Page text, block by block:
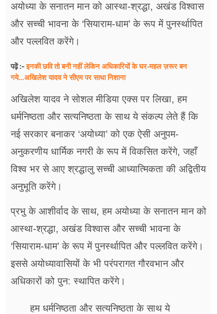
अयोध्या के सनातन मान को आस्था-श्रद्धा, अखंड विश्वास
और सच्ची भावना के ‘सियाराम-धाम’ के रूप में पुनर्स्थापित
और पल्लवित करेंगे।
पढ़ें :-इनकी छवि तो बनी नहीं लेकिन अधिकारियों के घर-महल ज़रूर बन
गये...अखिलेश यादव ने सीएम पर साधा​ निशाना
अखिलेश यादव ने सोशल मीडिया एक्स पर लिखा, हम
धर्मनिष्ठता और सत्यनिष्ठता के साथ ये संकल्प लेते हैं कि
नई सरकार बनाकर ‘अयोध्या’ को एक ऐसी अनुपम-
अनुकरणीय धार्मिक नगरी के रूप में विकसित करेंगे, जहाँ
विश्व भर से आए श्रद्धालु सच्ची आध्यात्मिकता की अद्वितीय
अनुभूति करेंगे।
प्रभु के आशीर्वाद के साथ, हम अयोध्या के सनातन मान को
आस्था-श्रद्धा, अखंड विश्वास और सच्ची भावना के
‘सियाराम-धाम’ के रूप में पुनर्स्थापित और पल्लवित करेंगे।
इससे अयोध्यावासियों के भी परंपरागत गौरवभान और
अधिकारों को पुन: स्थापित करेंगे।
हम धर्मनिष्ठता और सत्यनिष्ठता के साथ ये